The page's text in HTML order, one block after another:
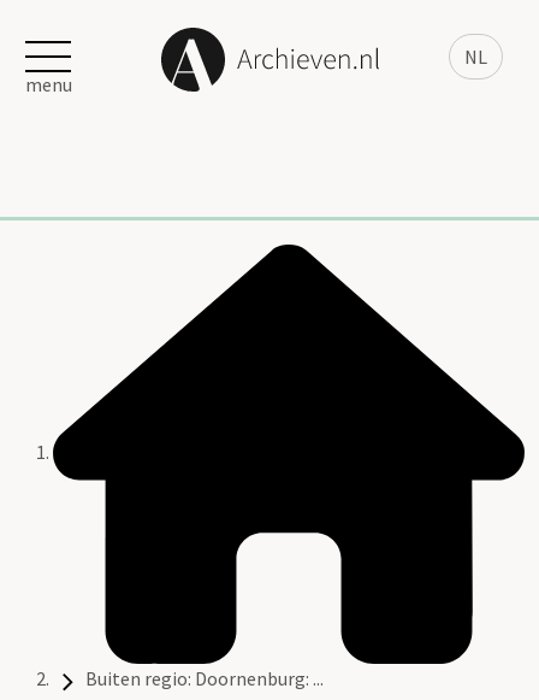
NL
menu
Buiten regio: Doornenburg: ...